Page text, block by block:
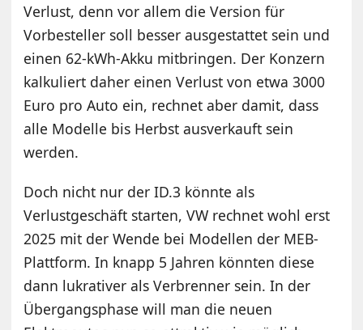
Verlust, denn vor allem die Version für
Vorbesteller soll besser ausgestattet sein und
einen 62-kWh-Akku mitbringen. Der Konzern
kalkuliert daher einen Verlust von etwa 3000
Euro pro Auto ein, rechnet aber damit, dass
alle Modelle bis Herbst ausverkauft sein
werden.
Doch nicht nur der ID.3 könnte als
Verlustgeschäft starten, VW rechnet wohl erst
2025 mit der Wende bei Modellen der MEB-
Plattform. In knapp 5 Jahren könnten diese
dann lukrativer als Verbrenner sein. In der
Übergangsphase will man die neuen